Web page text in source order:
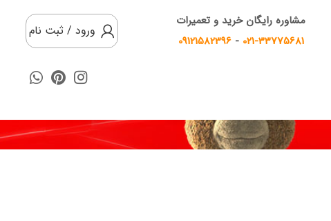
مشاوره رایگان خرید و تعمیرات
021-33775681
-
09121582396
ورود / ثبت نام